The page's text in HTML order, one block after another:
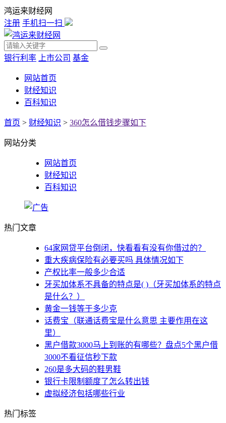
鸿运来财经网
注册 手机扫一扫
银行利率 上市公司 基金
网站首页
财经知识
百科知识
首页 > 财经知识 > 360怎么借钱步骤如下
网站分类
网站首页
财经知识
百科知识
热门文章
64家网贷平台倒闭，快看看有没有你借过的？
重大疾病保险有必要买吗 具体情况如下
产权比率一般多少合适
牙买加体系不具备的特点是( )（牙买加体系的特点
是什么？）
黄金一钱等于多少克
话费宝（联通话费宝是什么意思 主要作用在这
里）
黑户借款3000马上到账的有哪些？盘点5个黑户借
3000不看征信秒下款
260是多大码的鞋男鞋
银行卡限制额度了怎么转出钱
虚拟经济包括哪些行业
热门标签